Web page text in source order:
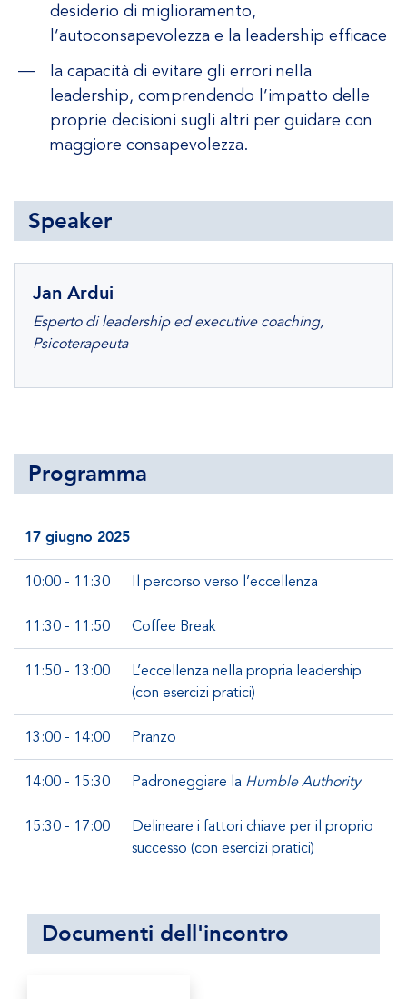
desiderio di miglioramento,
l’autoconsapevolezza e la leadership efficace
la capacità di evitare gli errori nella
leadership, comprendendo l’impatto delle
proprie decisioni sugli altri per guidare con
maggiore consapevolezza.
Speaker
Jan Ardui
Esperto di leadership ed executive coaching,
Psicoterapeuta
Programma
17 giugno 2025
10:00 - 11:30 Il percorso verso l’eccellenza
11:30 - 11:50 Coffee Break
11:50 - 13:00
L’eccellenza nella propria leadership
(con esercizi pratici)
13:00 - 14:00 Pranzo
14:00 - 15:30 Padroneggiare la Humble Authority
15:30 - 17:00
Delineare i fattori chiave per il proprio
successo (con esercizi pratici)
Documenti dell'incontro